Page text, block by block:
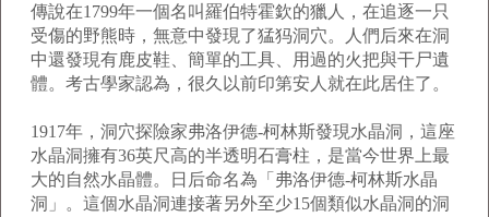
傳說在1799年一個名叫羅伯特霍欽的獵人，在追逐一只
受傷的野熊時，無意中發現了猛犸洞穴。人們后來在洞
中還發現有鹿皮鞋、簡單的工具、用過的火把與干尸遺
體。考古學家認為，很久以前印第安人就在此居住了。
1917年，洞穴探險家弗洛伊德-柯林斯發現水晶洞，這座
水晶洞擁有36英尺高的半透明石膏柱，是當今世界上最
大的自然水晶體。日后命名為「弗洛伊德-柯林斯水晶
洞」。這個水晶洞連接著另外至少15個類似水晶洞的洞